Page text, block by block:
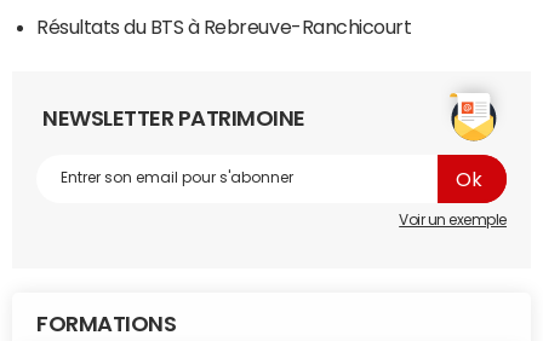
Résultats du BTS à Rebreuve-Ranchicourt
NEWSLETTER PATRIMOINE
Voir un exemple
FORMATIONS